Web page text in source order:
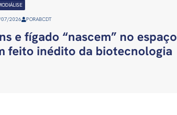
07/2026 PORABCDT
e fígado “nascem” no espaço
feito inédito da biotecnologia